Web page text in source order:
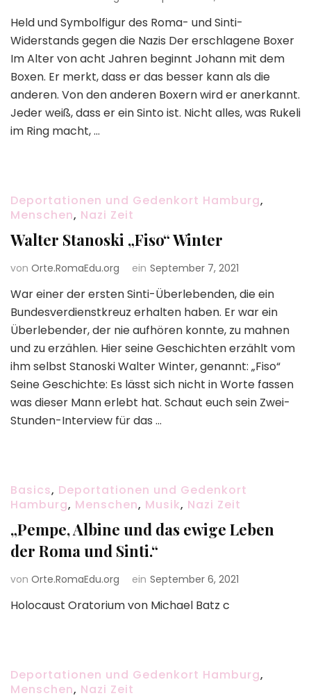
Held und Symbolfigur des Roma- und Sinti-
Widerstands gegen die Nazis Der erschlagene Boxer
Im Alter von acht Jahren beginnt Johann mit dem
Boxen. Er merkt, dass er das besser kann als die
anderen. Von den anderen Boxern wird er anerkannt.
Jeder weiß, dass er ein Sinto ist. Nicht alles, was Rukeli
im Ring macht, …
Deportationen und Gedenkort Hamburg,
Menschen, Nazi Zeit
Walter Stanoski „Fiso“ Winter
von Orte.RomaEdu.org ein September 7, 2021
War einer der ersten Sinti-Überlebenden, die ein
Bundesverdienstkreuz erhalten haben. Er war ein
Überlebender, der nie aufhören konnte, zu mahnen
und zu erzählen. Hier seine Geschichten erzählt vom
ihm selbst Stanoski Walter Winter, genannt: „Fiso“
Seine Geschichte: Es lässt sich nicht in Worte fassen
was dieser Mann erlebt hat. Schaut euch sein Zwei-
Stunden-Interview für das …
Basics, Deportationen und Gedenkort
Hamburg, Menschen, Musik, Nazi Zeit
„Pempe, Albine und das ewige Leben
der Roma und Sinti.“
von Orte.RomaEdu.org ein September 6, 2021
Holocaust Oratorium von Michael Batz c
Deportationen und Gedenkort Hamburg,
Menschen, Nazi Zeit